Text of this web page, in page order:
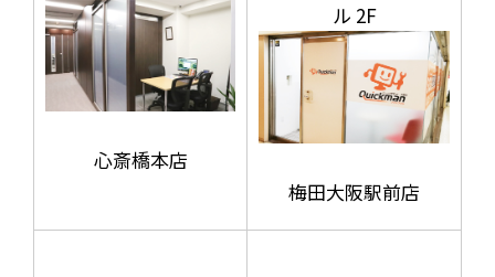
心斎橋本店
ル 2F
梅田大阪駅前店